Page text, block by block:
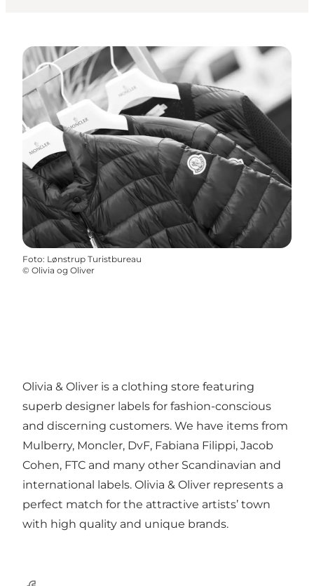
Foto: Lønstrup Turistbureau
© Olivia og Oliver
Olivia & Oliver is a clothing store featuring
superb designer labels for fashion-con­scious
and discerning customers. We have items from
Mulberry, Moncler, DvF, Fabiana Filippi, Jacob
Cohen, FTC and many other Scandinavian and
in­ternational labels. Olivia & Oliver represents a
perfect match for the attractive artists’ town
with high quality and unique brands.